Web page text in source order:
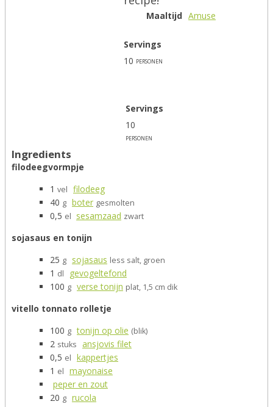
Maaltijd Amuse
Servings
10 personen
Servings
10
personen
Ingredients
filodeegvormpje
1 vel filodeeg
40 g boter gesmolten
0,5 el sesamzaad zwart
sojasaus en tonijn
25 g sojasaus less salt, groen
1 dl
gevogeltefond
100 g verse tonijn plat, 1,5 cm dik
vitello tonnato rolletje
100 g tonijn op olie (blik)
2 stuks ansjovis filet
0,5 el kappertjes
1 el mayonaise
peper en zout
20 g rucola